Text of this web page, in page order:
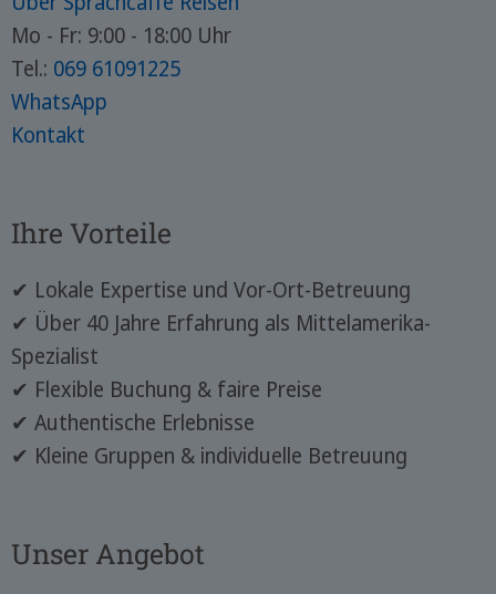
Mo - Fr: 9:00 - 18:00 Uhr
Tel.: 069 61091225
WhatsApp
Kontakt
Ihre Vorteile
✔ Lokale Expertise und Vor-Ort-Betreuung
✔ Über 40 Jahre Erfahrung als Mittelamerika-
Spezialist
✔ Flexible Buchung & faire Preise
✔ Authentische Erlebnisse
✔ Kleine Gruppen & individuelle Betreuung
Unser Angebot